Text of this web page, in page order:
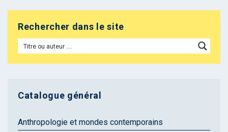
Rechercher dans le site
Catalogue général
Anthropologie et mondes contemporains